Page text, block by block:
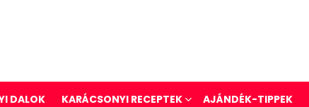
DALOK KARÁCSONYI RECEPTEK AJÁNDÉK-TIPPEK